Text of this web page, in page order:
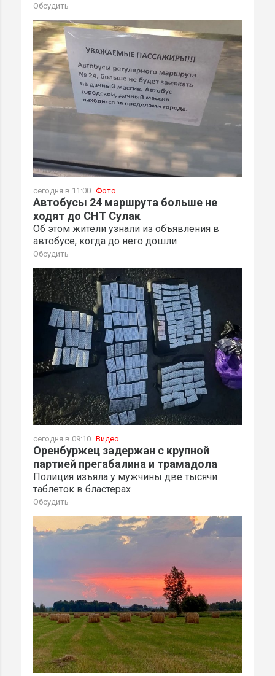
Обсудить
сегодня в 11:00 Фото
Автобусы 24 маршрута больше не
ходят до СНТ Сулак
Об этом жители узнали из объявления в
автобусе, когда до него дошли
Обсудить
сегодня в 09:10 Видео
Оренбуржец задержан с крупной
партией прегабалина и трамадола
Полиция изъяла у мужчины две тысячи
таблеток в бластерах
Обсудить